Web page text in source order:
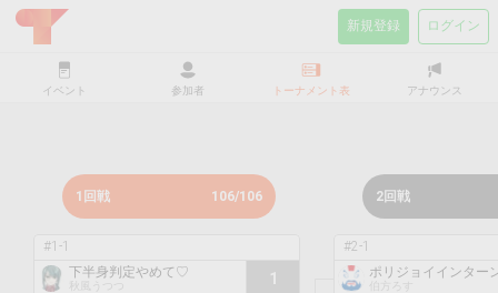
#1-1
下半身判定やめて♡
1
#2-1
伯方ろす
1回戦 106/106 2回戦
イベント 参加者 トーナメント表 アナウンス
新規登録 ログイン